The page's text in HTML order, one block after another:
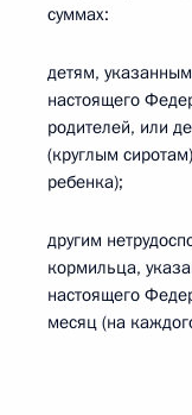
суммах:
детям,
настоящего
родителей, или
(круглым
ребенка);
другим
кормильца,
настоящего
месяц (на